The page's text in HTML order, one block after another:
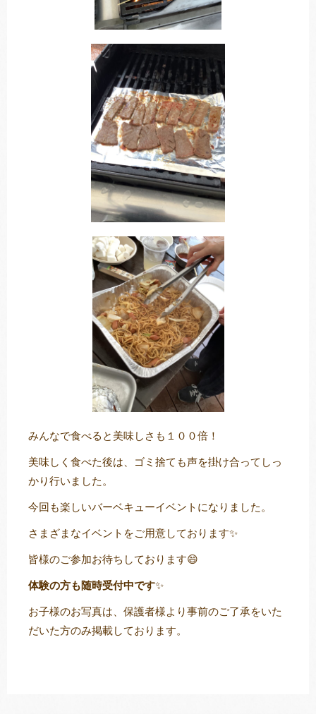
みんなで食べると美味しさも１００倍！
美味しく食べた後は、ゴミ捨ても声を掛け合ってしっ
かり行いました。
今回も楽しいバーベキューイベントになりました。
さまざまなイベントをご用意しております✨
皆様のご参加お待ちしております😄
体験の方も随時受付中です✨
お子様のお写真は、保護者様より事前のご了承をいた
だいた方のみ掲載しております。